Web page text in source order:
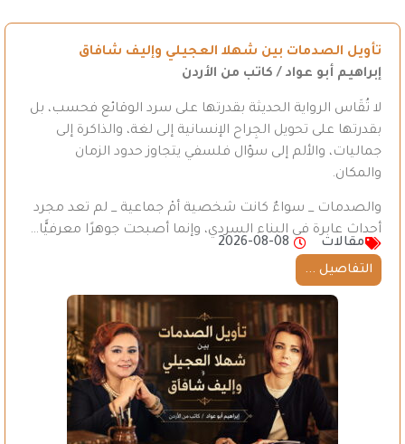
تأويل الصدمات بين شهلا العجيلي وإليف شافاق
إبراهيم أبو عواد / كاتب من الأردن
لا تُقَاس الرواية الحديثة بقدرتها على سرد الوقائع فحسب، بل
بقدرتها على تحويل الجِراح الإنسانية إلى لغة، والذاكرة إلى
جماليات، والألم إلى سؤال فلسفي يتجاوز حدود الزمان
والمكان.
والصدمات _ سواءٌ كانت شخصية أمْ جماعية _ لم تعد مجرد
أحداث عابرة في البناء السردي، وإنما أصبحت جوهرًا معرفيًّا…
مقالات
2026-08-08
التفاصيل ...